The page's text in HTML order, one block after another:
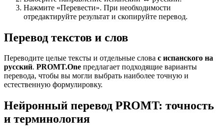
Нажмите «Перевести». При необходимости
отредактируйте результат и скопируйте перевод.
Перевод текстов и слов
Переводите целые тексты и отдельные слова с испанского на
русский. PROMT.One предлагает подходящие варианты
перевода, чтобы вы могли выбрать наиболее точную и
естественную формулировку.
Нейронный перевод PROMT: точность
и терминология